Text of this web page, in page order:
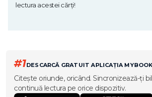
lectura acestei cărți!
#1DESCARCĂ GRATUIT APLICAȚIA
Citește oriunde, oricând. Sincronizează-ți
continuă lectura pe orice dispozitiv.